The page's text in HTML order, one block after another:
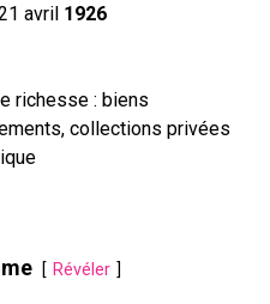
avril 1926
richesse : biens
collections privées
Révéler